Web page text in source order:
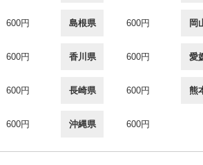
600円 島根県 600円 岡
600円 香川県 600円 愛
600円 長崎県 600円 熊
600円 沖縄県 600円